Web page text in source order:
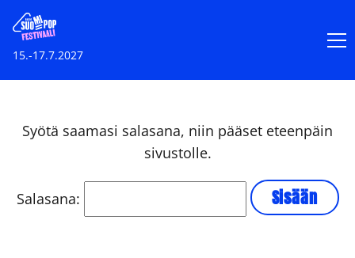
15.-17.7.2027
Syötä saamasi salasana, niin pääset eteenpäin
sivustolle.
Salasana: